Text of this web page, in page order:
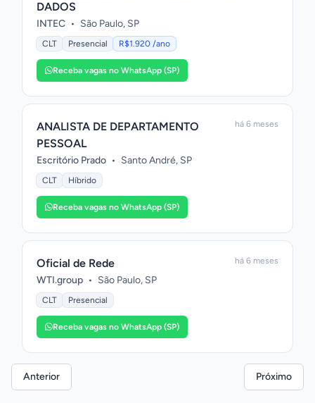
DADOS
INTEC • São Paulo, SP
CLT Presencial R$1.920 /ano
Receba vagas no WhatsApp (SP)
ANALISTA DE DEPARTAMENTO
PESSOAL
Escritório Prado • Santo André, SP
CLT Híbrido
Receba vagas no WhatsApp (SP)
há 6 meses
Oficial de Rede
WTI.group • São Paulo, SP
CLT Presencial
Receba vagas no WhatsApp (SP)
há 6 meses
Anterior Próximo